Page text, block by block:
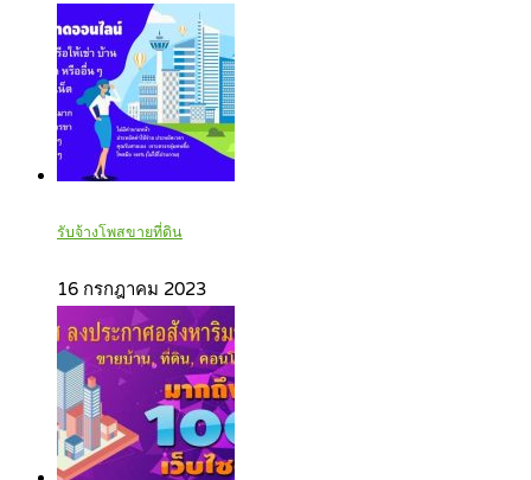
รับจ้างโพสขายที่ดิน
16 กรกฎาคม 2023